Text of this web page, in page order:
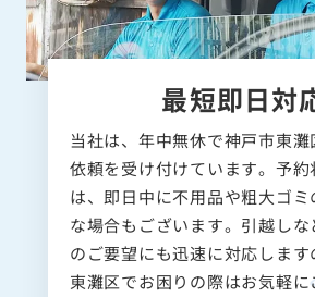
最短即日対
当社は、年中無休で神戸市東
依頼を受け付けています。予約
は、即日中に不用品や粗大ゴ
な場合もございます。引越し
のご要望にも迅速に対応しま
東灘区でお困りの際はお気軽